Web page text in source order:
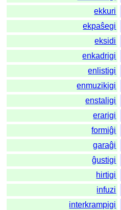
ekkuri
ekpaŝegi
eksidi
enkadrigi
enlistigi
enmuzikigi
enstaligi
erarigi
formiĝi
garaĝi
ĝustigi
hirtigi
infuzi
interkrampigi